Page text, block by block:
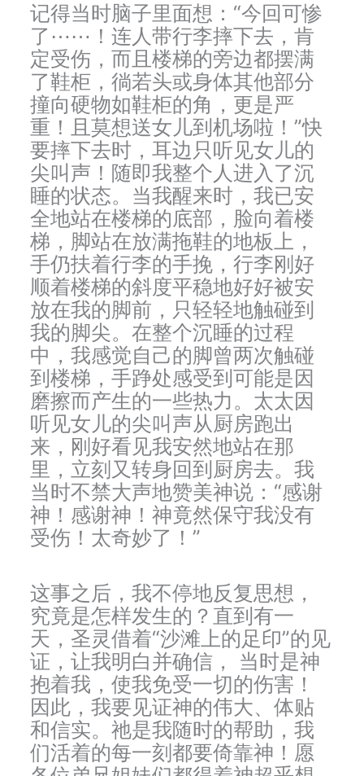
记得当时脑子里面想：“今回可惨
了⋯⋯！连人带行李摔下去，肯
定受伤，而且楼梯的旁边都摆满
了鞋柜，徜若头或身体其他部分
撞向硬物如鞋柜的角，更是严
重！且莫想送女儿到机场啦！”快
要摔下去时，耳边只听见女儿的
尖叫声！随即我整个人进入了沉
睡的状态。当我醒来时，我已安
全地站在楼梯的底部，脸向着楼
梯，脚站在放满拖鞋的地板上，
手仍扶着行李的手挽，行李刚好
顺着楼梯的斜度平稳地好好被安
放在我的脚前，只轻轻地触碰到
我的脚尖。在整个沉睡的过程
中，我感觉自己的脚曾两次触碰
到楼梯，手踭处感受到可能是因
磨擦而产生的一些热力。太太因
听见女儿的尖叫声从厨房跑出
来，刚好看见我安然地站在那
里，立刻又转身回到厨房去。我
当时不禁大声地赞美神说：“感谢
神！感谢神！神竟然保守我没有
受伤！太奇妙了！”
这事之后，我不停地反复思想，
究竟是怎样发生的？直到有一
天，圣灵借着“沙滩上的足印”的见
证，让我明白并确信， 当时是神
抱着我，使我免受一切的伤害！
因此，我要见证神的伟大、体贴
和信实。祂是我随时的帮助，我
们活着的每一刻都要倚靠神！愿